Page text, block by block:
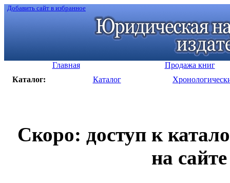
Добавить сайт в избранное
Главная
Продажа книг
Каталог:
Каталог
Скоро: доступ к
на